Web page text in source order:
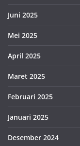
Juni 2025
Mei 2025
April 2025
Maret 2025
Februari 2025
Januari 2025
Desember 2024